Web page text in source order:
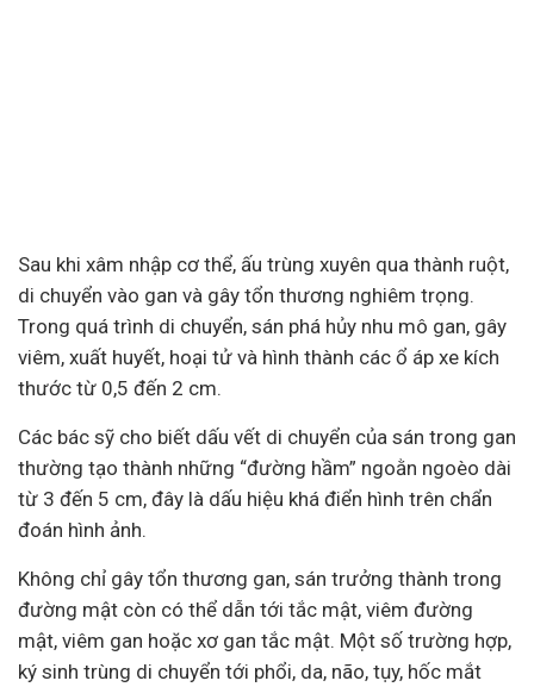
Sau khi xâm nhập cơ thể, ấu trùng xuyên qua thành ruột,
di chuyển vào gan và gây tổn thương nghiêm trọng.
Trong quá trình di chuyển, sán phá hủy nhu mô gan, gây
viêm, xuất huyết, hoại tử và hình thành các ổ áp xe kích
thước từ 0,5 đến 2 cm.
Các bác sỹ cho biết dấu vết di chuyển của sán trong gan
thường tạo thành những “đường hầm” ngoằn ngoèo dài
từ 3 đến 5 cm, đây là dấu hiệu khá điển hình trên chẩn
đoán hình ảnh.
Không chỉ gây tổn thương gan, sán trưởng thành trong
đường mật còn có thể dẫn tới tắc mật, viêm đường
mật, viêm gan hoặc xơ gan tắc mật. Một số trường hợp,
ký sinh trùng di chuyển tới phổi, da, não, tụy, hốc mắt